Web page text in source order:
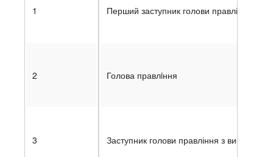
Перший заступник голови правління
Голова правлiння
Заступник голови правління з
1
2
3